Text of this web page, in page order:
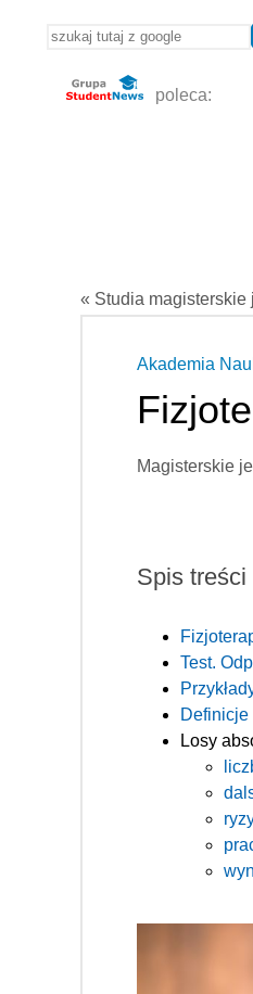
poleca:
« Studia magisterskie
Akademia
Magisterskie
Spis treści
Test.
Definicje
Losy